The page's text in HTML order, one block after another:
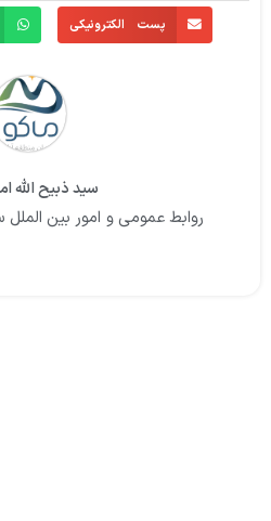
پست الکترونیکی
سید ذبیح الله
روابط عمومی و امور بین الملل